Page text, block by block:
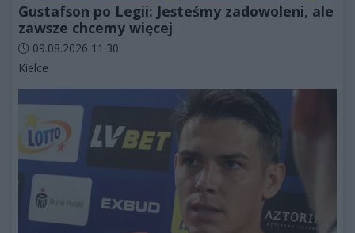
Gustafson po Legii: Jesteśmy zadowoleni, ale
zawsze chcemy więcej
Data dodania artykułu:
09.08.2026 11:30
Kategorie artykułu:
Kielce